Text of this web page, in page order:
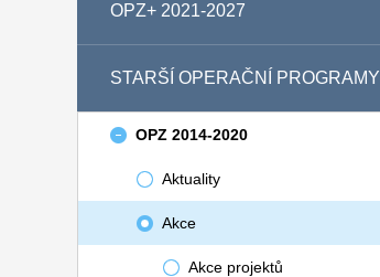
OPZ+ 2021-2027
STARŠÍ OPERAČNÍ PROGRAMY
OPZ 2014-2020
Aktuality
Akce
Akce projektů